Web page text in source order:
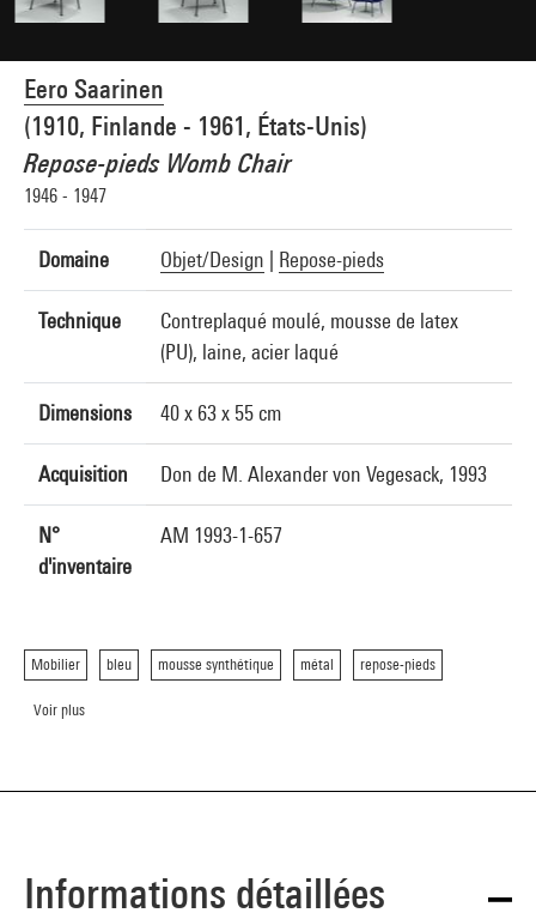
Eero Saarinen
(1910, Finlande - 1961, États-Unis)
Repose-pieds Womb Chair
1946 - 1947
Domaine Objet/Design Repose-pieds
Technique
Contreplaqué moulé, mousse de latex
(PU), laine, acier laqué
Dimensions 40 x 63 x 55 cm
Acquisition Don de M. Alexander von Vegesack, 1993
N°
d'inventaire
AM 1993-1-657
Mobilier bleu mousse synthétique métal repose-pieds
Voir plus
Diffusion image :
GrandPalaisRmnPhoto
Informations détaillées